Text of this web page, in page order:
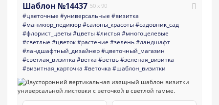
Шаблон №14437 50 x 90
#цветочные #универсальные #визитка
#маникюр_педикюр#салоны_красоты#садовник_сад
#флорист_цветы#цветы#листья #многоцелевые
#светлые #цветок#растение #зелень#ландшафт
#ландшафтный_дизайнер#цветочный_магазин
#светлая_визитка #ветка #ветвь#зеленая_визитка
#визитная_карточка #веточка #шаблон_визитки